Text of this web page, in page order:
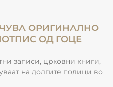
ОРИГИНАЛНО
ОД ГОЦЕ
записи, црковни книги,
на долгите полици во